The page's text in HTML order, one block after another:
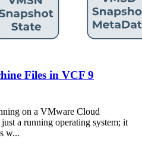
Files in VCF 9
on a VMware Cloud
a running operating system; it
w...